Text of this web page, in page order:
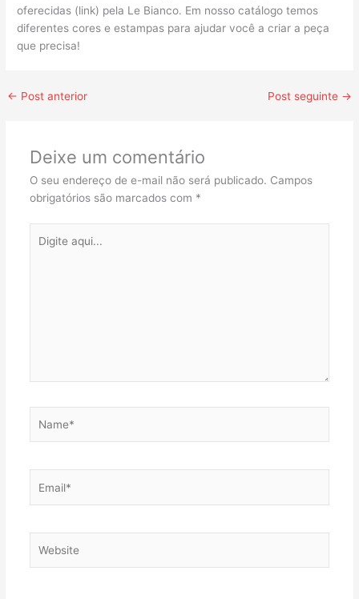
oferecidas (link) pela Le Bianco. Em nosso catálogo temos
diferentes cores e estampas para ajudar você a criar a peça
que precisa!
← Post anterior Post seguinte →
Deixe um comentário
O seu endereço de e-mail não será publicado. Campos
obrigatórios são marcados com *
aqui...